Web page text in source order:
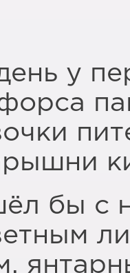
у
бы с